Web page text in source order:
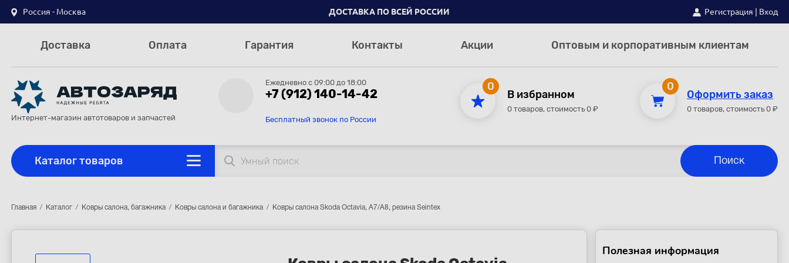
Россия - Москва ДОСТАВКА ПО ВСЕЙ РОССИИ Регистрация Вход
Доставка Оплата Гарантия Контакты Акции Оптовым и корпоративным клиентам
Интернет-магазин автотоваров и запчастей
Ежедневно с 09:00 до 18:00
+7 (912) 140-14-42
Бесплатный звонок по России
0
В избранном
0 товаров, стоимость 0 ₽
0
Оформить заказ
0 товаров, стоимость 0 ₽
Каталог товаров
Главная Каталог Ковры салона, багажника Ковры салона и багажника Ковры салона Skoda Octavia, A7/A8, резина Seintex
Полезная информация